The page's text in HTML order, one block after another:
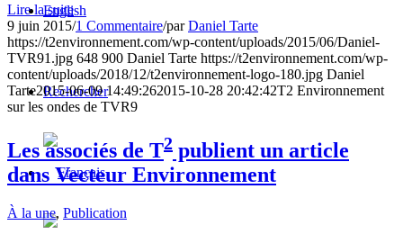
English
Rechercher
Lire la suite
9 juin 2015/1 Commentaire/parDaniel Tarte
https://t2environnement.com/wp-content/uploads/2015/06/Daniel-
TVR91.jpg 648 900 Daniel Tarte https://t2environnement.com/wp-
content/uploads/2018/12/t2environnement-logo-180.jpg Daniel
Tarte2015-06-09 14:49:262015-10-28 20:42:42T2 Environnement
sur les ondes de TVR9
Les associés de T2 publient un article
dans Vecteur Environnement
À la une, Publication